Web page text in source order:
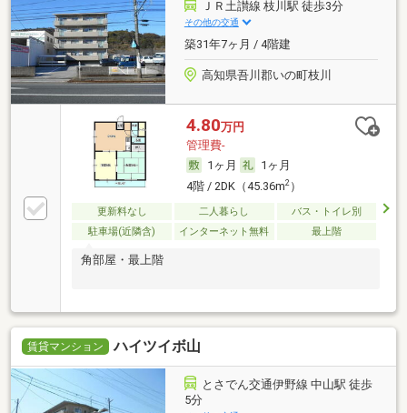
ＪＲ土讃線 枝川駅 徒歩3分
その他の交通
築31年7ヶ月 / 4階建
高知県吾川郡いの町枝川
4.80万円
管理費-
1ヶ月
1ヶ月
4階 / 2DK（45.36m2）
更新料なし 二人暮らし
バス・トイレ別
駐車場(近隣含)
インターネット無料 最上階
角部屋・最上階
賃貸マンション ハイツイボ山
とさでん交通伊野線 中山駅 徒歩
5分